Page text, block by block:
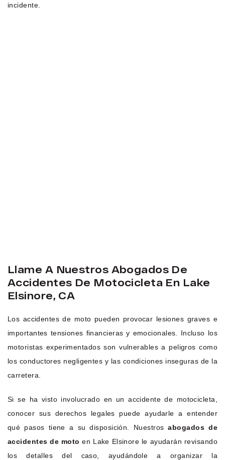
incidente.
Llame A Nuestros Abogados De
Accidentes De Motocicleta En Lake
Elsinore, CA
Los accidentes de moto pueden provocar lesiones graves e
importantes tensiones financieras y emocionales. Incluso los
motoristas experimentados son vulnerables a peligros como
los conductores negligentes y las condiciones inseguras de la
carretera.
Si se ha visto involucrado en un accidente de motocicleta,
conocer sus derechos legales puede ayudarle a entender
qué pasos tiene a su disposición. Nuestrosabogados de
accidentes de moto en Lake Elsinore le ayudarán revisando
los detalles del caso, ayudándole a organizar la